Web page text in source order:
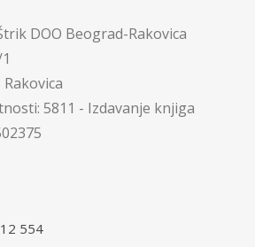
DOO Beograd-Rakovica
5811 - Izdavanje knjiga
554